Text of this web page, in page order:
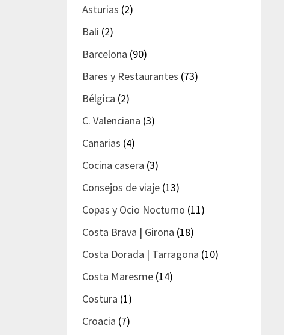
Asturias (2)
Bali (2)
Barcelona (90)
Bares y Restaurantes (73)
Bélgica (2)
C. Valenciana (3)
Canarias (4)
Cocina casera (3)
Consejos de viaje (13)
Copas y Ocio Nocturno (11)
Costa Brava | Girona (18)
Costa Dorada | Tarragona (10)
Costa Maresme (14)
Costura (1)
Croacia (7)